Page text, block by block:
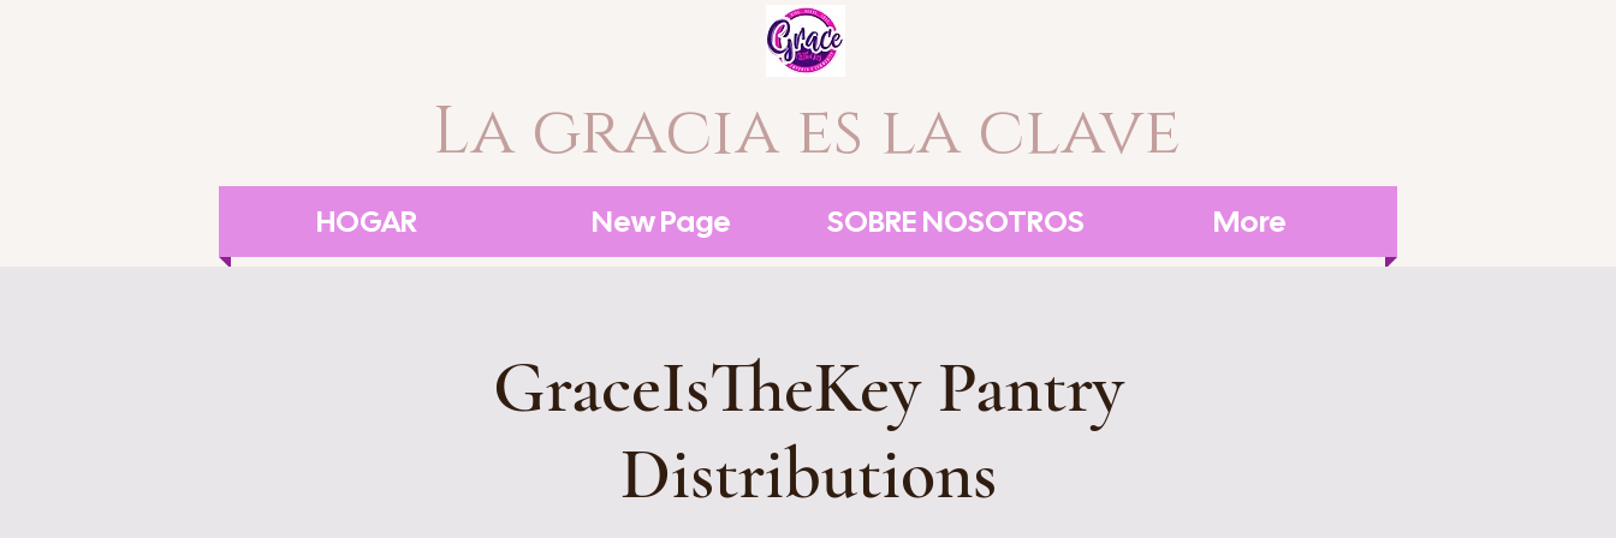
La gracia es la clave
HOGAR New Page SOBRE NOSOTROS More
GraceIsTheKey Pantry
Distributions